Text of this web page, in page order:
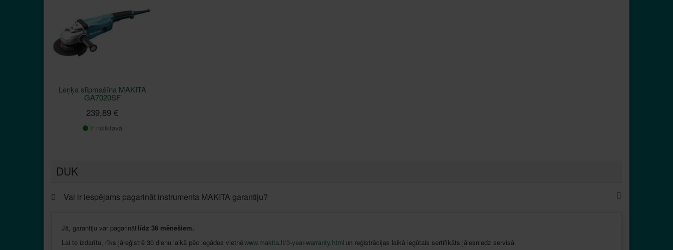
Leņķa slīpmašīna MAKITA
GA7020SF
239,89 €
Ir noliktavā
DUK
Vai ir iespējams pagarināt instrumenta MAKITA garantiju?
Jā, garantiju var pagarināt līdz 36 mēnešiem.
Lai to izdarītu, rīks jāreģistrē 30 dienu laikā pēc iegādes vietnēwww.makita.lt/3-year-warranty.html un reģistrācijas laikā iegūtais sertifikāts jāiesniedz servisā.